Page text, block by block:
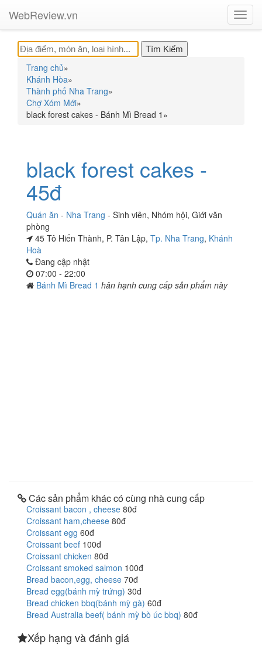
WebReview.vn
Trang chủ»
Khánh Hòa»
Thành phố Nha Trang»
Chợ Xóm Mới»
black forest cakes - Bánh Mì Bread 1 »
black forest cakes -
45đ
Quán ăn - Nha Trang - Sinh viên, Nhóm hội, Giới văn
phòng
45 Tô Hiến Thành, P. Tân Lập, Tp. Nha Trang, Khánh
Hoà
Đang cập nhật
07:00 - 22:00
Bánh Mì Bread 1 hân hạnh cung cấp sản phẩm này
Các sản phẩm khác có cùng nhà cung cấp
Croissant bacon , cheese 80đ
Croissant ham,cheese 80đ
Croissant egg 60đ
Croissant beef 100đ
Croissant chicken 80đ
Croissant smoked salmon 100đ
Bread bacon,egg, cheese 70đ
Bread egg(bánh mỳ trứng) 30đ
Bread chicken bbq(bánh mỳ gà) 60đ
Bread Australia beef( bánh mỳ bò úc bbq) 80đ
Xếp hạng và đánh giá